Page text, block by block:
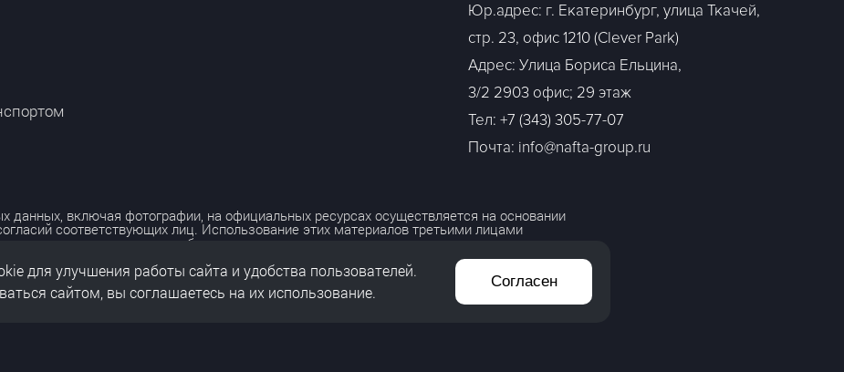
Юр.адрес: г. Екатеринбург, улица Ткачей,
стр. 23, офис 1210 (Clever Park)
Адрес: Улица Бориса Ельцина,
3/2 2903 офис; 29 этаж
Тел: +7 (343) 305-77-07
Почта: info@nafta-group.ru
данных, включая фотографии, на официальных ресурсах осуществляется на основании
соответствующих лиц. Использование этих материалов третьими лицами
с разрешения правообладателя.
данных
данных
для улучшения работы сайта и удобства пользователей.
сайтом, вы соглашаетесь на их использование.
Согласен